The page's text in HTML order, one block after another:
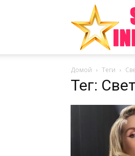
Домой Теги
Тег: